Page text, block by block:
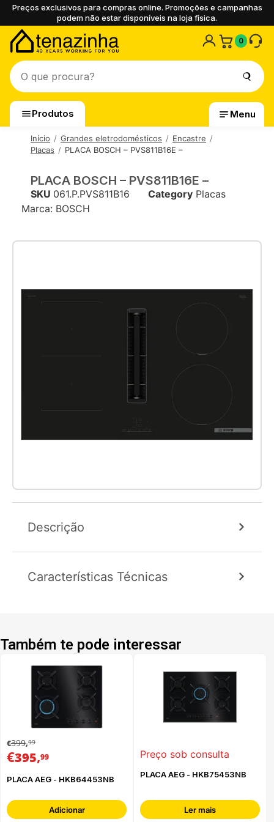
Preços exclusivos para compras online. Promoções e campanhas
podem não estar disponíveis na loja física.
0
Produtos Menu
Início Grandes eletrodomésticos
Encastre
Placas
PLACA BOSCH – PVS811B16E –
PLACA BOSCH – PVS811B16E –
SKU 061.P.PVS811B16 Category Placas
Marca: BOSCH
Descrição
Características Técnicas
Também te pode interessar
€399,99
€395,99
PLACA AEG - HKB64453NB
Adicionar
Preço sob consulta
PLACA AEG - HKB75453NB
Ler mais